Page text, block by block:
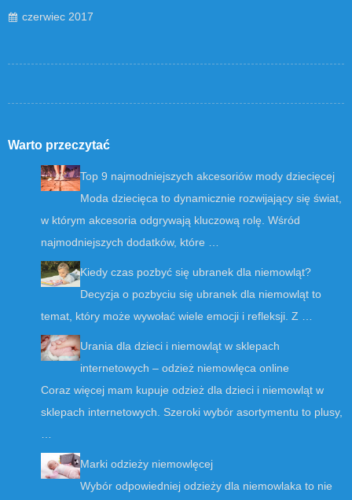
czerwiec 2017
Warto przeczytać
Top 9 najmodniejszych akcesoriów mody dziecięcej
Moda dziecięca to dynamicznie rozwijający się świat,
w którym akcesoria odgrywają kluczową rolę. Wśród
najmodniejszych dodatków, które …
Kiedy czas pozbyć się ubranek dla niemowląt?
Decyzja o pozbyciu się ubranek dla niemowląt to
temat, który może wywołać wiele emocji i refleksji. Z …
Urania dla dzieci i niemowląt w sklepach
internetowych – odzież niemowlęca online
Coraz więcej mam kupuje odzież dla dzieci i niemowląt w
sklepach internetowych. Szeroki wybór asortymentu to plusy,
Marki odzieży niemowlęcej
Wybór odpowiedniej odzieży dla niemowlaka to nie